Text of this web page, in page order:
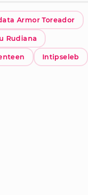
Armor Toreador
Rudiana
Intipseleb